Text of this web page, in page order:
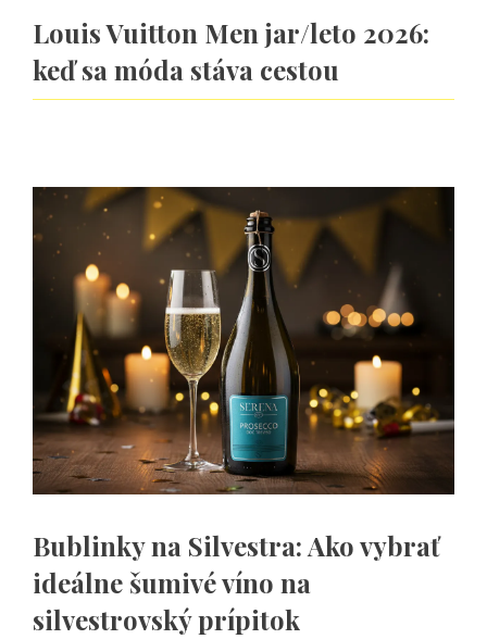
Louis Vuitton Men jar/leto 2026:
keď sa móda stáva cestou
Bublinky na Silvestra: Ako vybrať
ideálne šumivé víno na
silvestrovský prípitok